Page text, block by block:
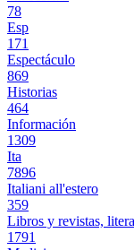
78
Esp
171
Espectáculo
869
Historias
464
Información
1309
Ita
7896
Italiani all'estero
359
Libros y revistas,
1791